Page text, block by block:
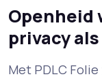
Openheid
privacy
Met PDLC